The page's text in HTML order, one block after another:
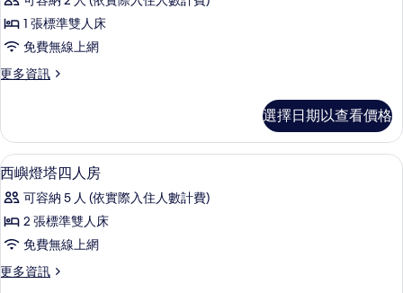
寶
寶
人
的
所
有
相
片
1 張標準雙人床
免費無線上網
更多資訊
更
寶
寶
雙
房
的
情
選擇日期以查看價格
顯
示
西
嶼
塔
西嶼燈塔四人房 | 埃及棉床單、高級
10
西嶼燈塔四人房
可容納 5 人 (依實際入住人數計費)
2 張標準雙人床
免費無線上網
更多資訊
更